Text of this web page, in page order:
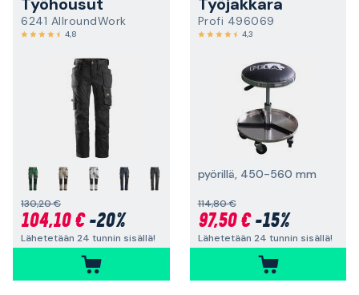
6241 AllroundWork
4,8
130,20 €
104,10 €-20%
Lähetetään 24 tunnin sisällä!
Profi 496069
4,3
pyörillä, 450-560 mm
114,80 €
97,50 €-15%
Lähetetään 24 tunnin sisällä!